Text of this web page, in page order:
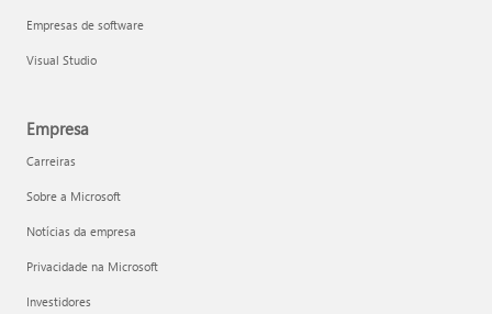
Empresas de software
Visual Studio
Empresa
Carreiras
Sobre a Microsoft
Notícias da empresa
Privacidade na Microsoft
Investidores